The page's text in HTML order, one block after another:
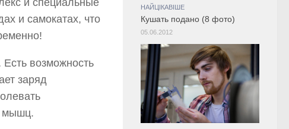
и специальные
и самокатах, что
возможность
заряд
мышц.
НАЙЦІКАВІШЕ
Кушать подано (8 фото)
05.06.2012